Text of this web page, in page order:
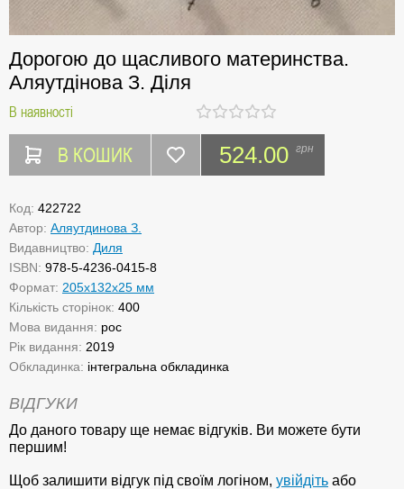
Дорогою до щасливого материнства.
Аляутдінова З. Діля
В наявності
В КОШИК 524.00 грн
Код: 422722
Автор: Аляутдинова З.
Видавництво: Диля
ISBN: 978-5-4236-0415-8
Формат: 205x132x25 мм
Кількість сторінок: 400
Мова видання: рос
Рік видання: 2019
Обкладинка: інтегральна обкладинка
ВІДГУКИ
До даного товару ще немає відгуків. Ви можете бути
першим!
Щоб залишити відгук під своїм логіном, увійдіть або